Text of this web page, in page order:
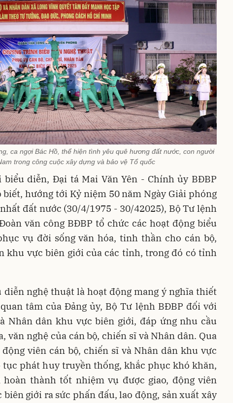
ca ngợi Bác Hồ, thể hiện tình yêu quê hương đất nước, con người
trong công cuộc xây dựng và bảo vệ Tổ quốc
diễn, Đại tá Mai Văn Yên - Chính ủy BĐBP
hướng tới Kỷ niệm 50 năm Ngày Giải phóng
đất nước (30/4/1975 - 30/42025), Bộ Tư lệnh
văn công BĐBP tổ chức các hoạt động biểu
vụ đời sống văn hóa, tinh thần cho cán bộ,
khu vực biên giới của các tỉnh, trong đó có tỉnh
diễn nghệ thuật là hoạt động mang ý nghĩa thiết
tâm của Đảng ủy, Bộ Tư lệnh BĐBP đối với
Nhân dân khu vực biên giới, đáp ứng nhu cầu
văn nghệ của cán bộ, chiến sĩ và Nhân dân. Qua
viên cán bộ, chiến sĩ và Nhân dân khu vực
phát huy truyền thống, khắc phục khó khăn,
hoàn thành tốt nhiệm vụ được giao, động viên
giới ra sức phấn đấu, lao động, sản xuất xây